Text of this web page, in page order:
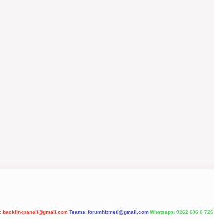
backlinkpaneli@gmail.com Teams: forumhizmeti@gmail.com Whatsapp: 0262 606 0 726